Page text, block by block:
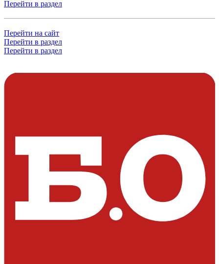
Перейти в раздел
Перейти на сайт
Перейти в раздел
Перейти в раздел